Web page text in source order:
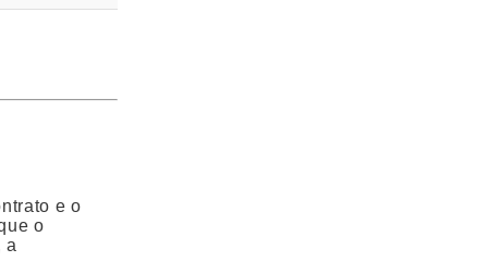
e o
o
a